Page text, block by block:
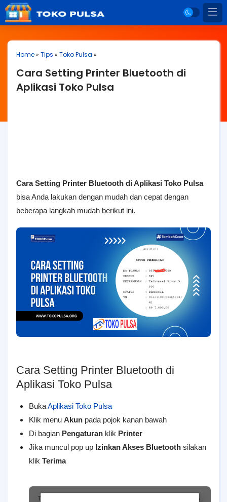
Home» Tips » Toko Pulsa »
Cara Setting Printer Bluetooth di
Aplikasi Toko Pulsa
Cara Setting Printer Bluetooth di Aplikasi Toko Pulsa
bisa Anda lakukan dengan mudah dan cepat dengan
beberapa langkah mudah berikut ini.
Cara Setting Printer Bluetooth di
Aplikasi Toko Pulsa
BukaAplikasi Toko Pulsa
Klik menu Akun pada pojok kanan bawah
Di bagian Pengaturan klik Printer
Jika muncul pop up Izinkan Akses Bluetooth silakan
klik Terima